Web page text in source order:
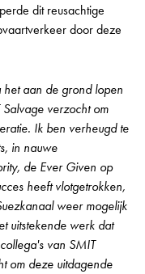
dit reusachtige
door deze
het aan de grond lopen
verzocht om
Ik ben verheugd te
in nauwe
de Ever Given op
heeft vlotgetrokken,
weer mogelijk
uitstekende werk dat
van SMIT
om deze uitdagende